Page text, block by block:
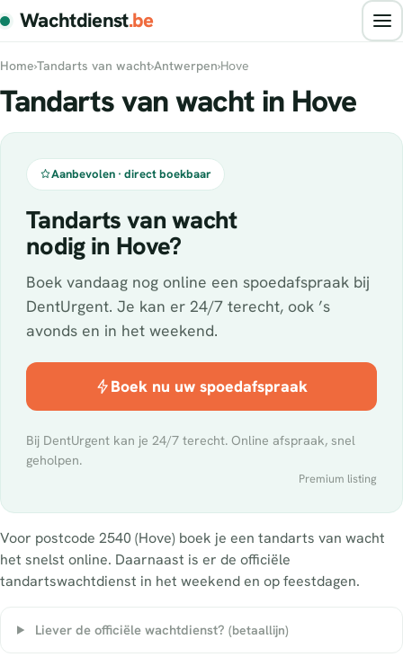
Wachtdienst.be
Home›Tandarts van wacht›Antwerpen›Hove
Tandarts van wacht in Hove
Aanbevolen · direct boekbaar
Tandarts van wacht
nodig in Hove?
Boek vandaag nog online een spoedafspraak bij
DentUrgent. Je kan er 24/7 terecht, ook ’s
avonds en in het weekend.
Boek nu uw spoedafspraak
Bij DentUrgent kan je 24/7 terecht. Online afspraak, snel
geholpen.
Premium listing
Voor postcode 2540 (Hove) boek je een tandarts van wacht
het snelst online. Daarnaast is er de officiële
tandartswachtdienst in het weekend en op feestdagen.
Liever de officiële wachtdienst? (betaallijn)